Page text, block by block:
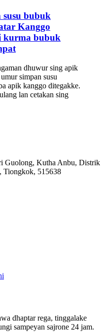
susu bubuk
Kanggo
kurma bubuk
dhuwur sing apik
simpan susu
apik kanggo ditegakke.
lan cetakan sing
Guolong, Kutha Anbu, Distrik
Tiongkok, 515638
dhaptar rega, tinggalake
sampeyan sajrone 24 jam.